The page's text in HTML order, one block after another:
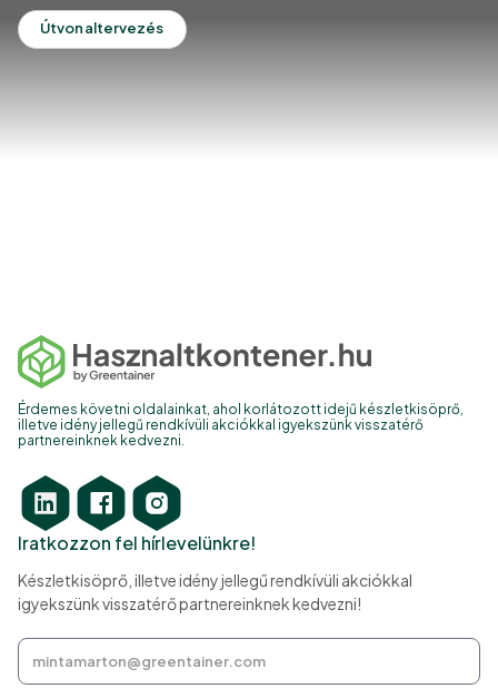
Útvonaltervezés
Érdemes követni oldalainkat, ahol korlátozott idejű készletkisöprő,
illetve idény jellegű rendkívüli akciókkal igyekszünk visszatérő
partnereinknek kedvezni.
Iratkozzon fel hírlevelünkre!
Készletkisöprő, illetve idény jellegű rendkívüli akciókkal
igyekszünk visszatérő partnereinknek kedvezni!